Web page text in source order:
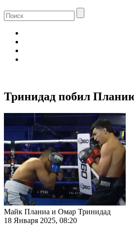
Тринидад побил
Майк Планиа и Омар Тринидад
18 Января 2025, 08:20